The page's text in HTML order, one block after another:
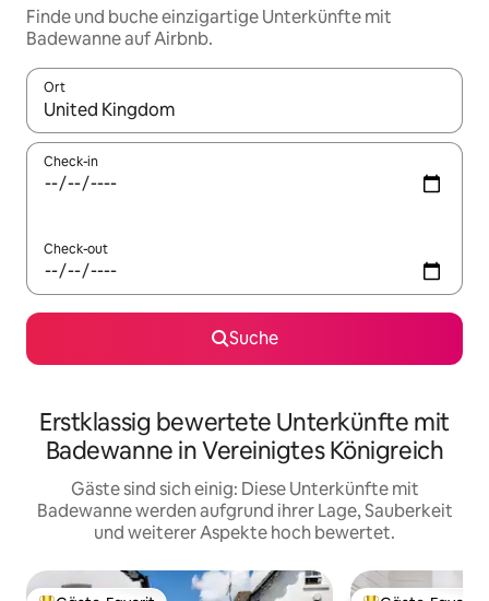
Finde und buche einzigartige Unterkünfte mit
Badewanne auf Airbnb.
Ort
Wenn Ergebnisse verfügbar sind, navigiere mit den
Check-in
Check-out
Suche
Erstklassig bewertete Unterkünfte mit
Badewanne in Vereinigtes Königreich
Gäste sind sich einig: Diese Unterkünfte mit
Badewanne werden aufgrund ihrer Lage, Sauberkeit
und weiterer Aspekte hoch bewertet.